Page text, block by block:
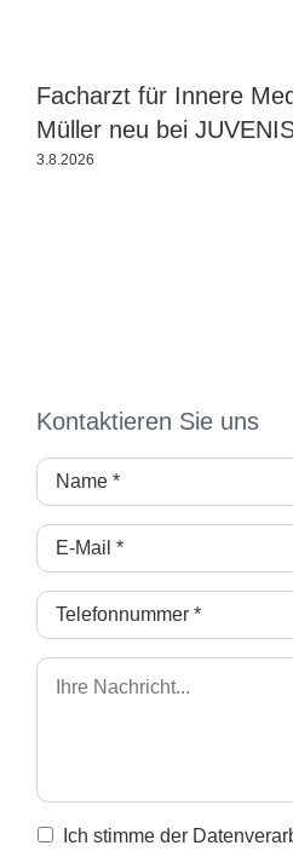
Facharzt für Innere
Müller neu bei
3.8.2026
Kontaktieren Sie uns
Ich stimme der